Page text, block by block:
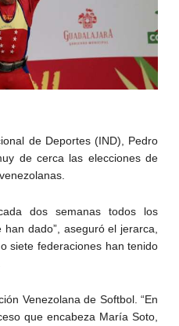
de Deportes (IND), Pedro
de cerca las elecciones de
dos semanas todos los
dado”, aseguró el jerarca,
siete federaciones han tenido
Venezolana de Softbol. “En
que encabeza María Soto,